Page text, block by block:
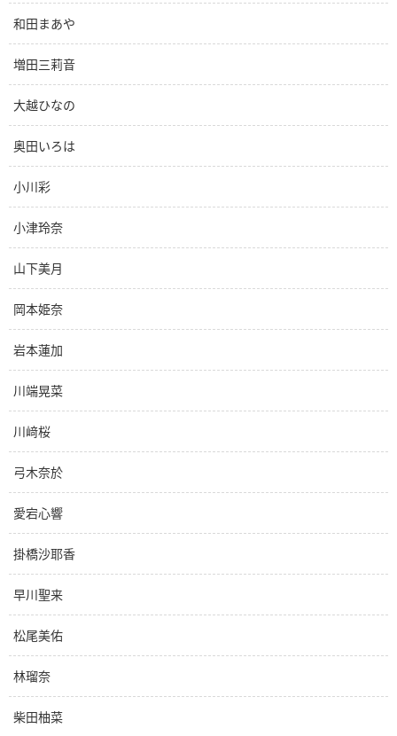
和田まあや
増田三莉音
大越ひなの
奥田いろは
小川彩
小津玲奈
山下美月
岡本姫奈
岩本蓮加
川端晃菜
川﨑桜
弓木奈於
愛宕心響
掛橋沙耶香
早川聖来
松尾美佑
林瑠奈
柴田柚菜